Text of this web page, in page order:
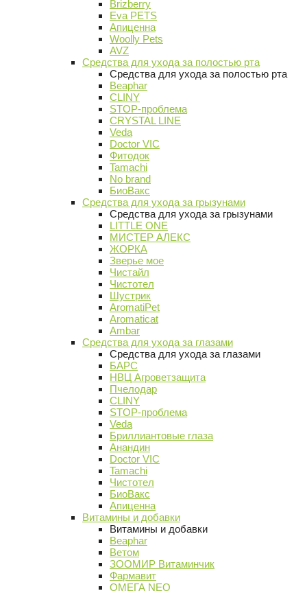
Brizberry
Eva PETS
Апиценна
Woolly Pets
AVZ
Средства для ухода за полостью рта
Средства для ухода за полостью рта
Beaphar
CLINY
STOP-проблема
CRYSTAL LINE
Veda
Doctor VIC
Фитодок
Tamachi
No brand
БиоВакс
Средства для ухода за грызунами
Средства для ухода за грызунами
LITTLE ONE
МИСТЕР АЛЕКС
ЖОРКА
Зверье мое
Чистайл
Чистотел
Шустрик
AromatiPet
Aromaticat
Ambar
Средства для ухода за глазами
Средства для ухода за глазами
БАРС
НВЦ Агроветзащита
Пчелодар
CLINY
STOP-проблема
Veda
Бриллиантовые глаза
Анандин
Doctor VIC
Tamachi
Чистотел
БиоВакс
Апиценна
Витамины и добавки
Витамины и добавки
Beaphar
Ветом
ЗООМИР Витаминчик
Фармавит
ОМЕГА NEO